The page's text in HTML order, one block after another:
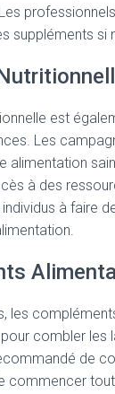
suppléments si
est
Les
alimentation
à des
à faire
les
combler les
de
commencer